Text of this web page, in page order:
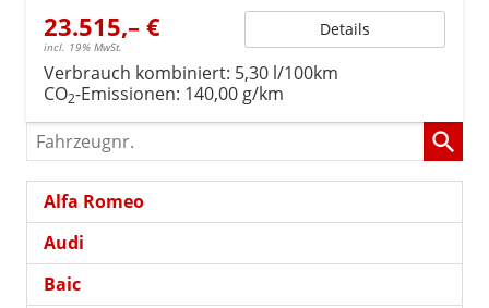
23.515,– €
incl. 19% MwSt.
Details
Verbrauch kombiniert: 5,30 l/100km
CO2-Emissionen: 140,00 g/km
Fahrzeugnr.
Alfa Romeo
Audi
Baic